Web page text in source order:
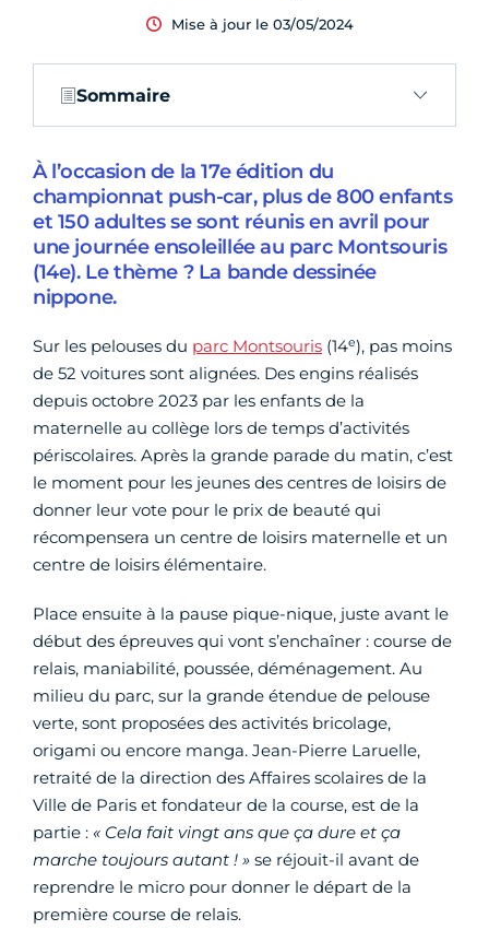
Mise à jour le 03/05/2024
Sommaire
À l’occasion de la 17e édition du
championnat push-car, plus de 800 enfants
et 150 adultes se sont réunis en avril pour
une journée ensoleillée au parc Montsouris
(14e). Le thème ? La bande dessinée
nippone.
Sur les pelouses du parc Montsouris (14e), pas moins
de 52 voitures sont alignées. Des engins réalisés
depuis octobre 2023 par les enfants de la
maternelle au collège lors de temps d’activités
périscolaires. Après la grande parade du matin, c’est
le moment pour les jeunes des centres de loisirs de
donner leur vote pour le prix de beauté qui
récompensera un centre de loisirs maternelle et un
centre de loisirs élémentaire.
Place ensuite à la pause pique-nique, juste avant le
début des épreuves qui vont s’enchaîner : course de
relais, maniabilité, poussée, déménagement. Au
milieu du parc, sur la grande étendue de pelouse
verte, sont proposées des activités bricolage,
origami ou encore manga. Jean-Pierre Laruelle,
retraité de la direction des Affaires scolaires de la
Ville de Paris et fondateur de la course, est de la
partie : « Cela fait vingt ans que ça dure et ça
marche toujours autant ! » se réjouit-il avant de
reprendre le micro pour donner le départ de la
première course de relais.